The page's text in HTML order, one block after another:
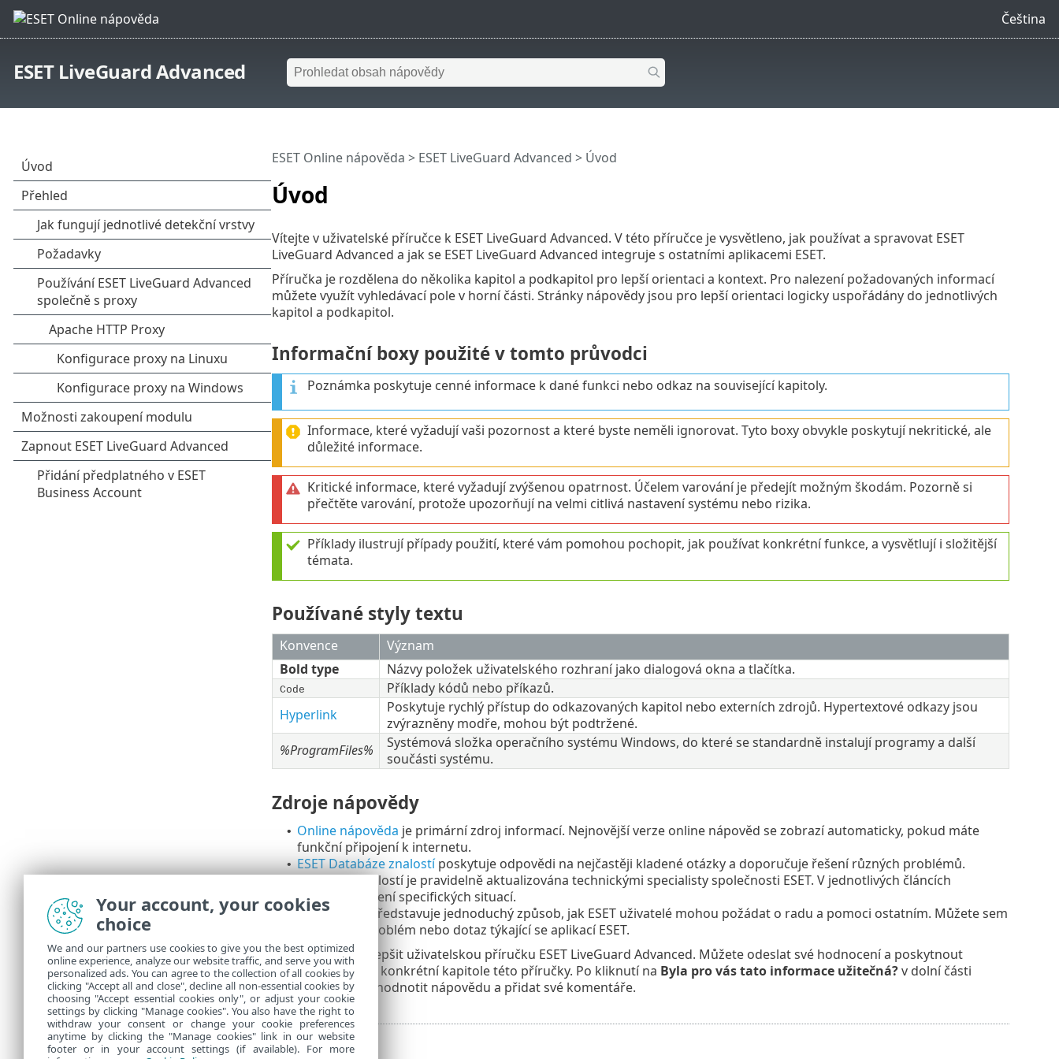
Čeština
ESET LiveGuard Advanced
Úvod
ESET Online nápověda > ESET LiveGuard Advanced > Úvod
Vítejte v uživatelské příručce k ESET LiveGuard Advanced. V této příručce je vysvětleno, jak používat a spravovat ESET
LiveGuard Advanced a jak se ESET LiveGuard Advanced integruje s ostatními aplikacemi ESET.
Příručka je rozdělena do několika kapitol a podkapitol pro lepší orientaci a kontext. Pro nalezení požadovaných informací
můžete využít vyhledávací pole v horní části. Stránky nápovědy jsou pro lepší orientaci logicky uspořádány do jednotlivých
kapitol a podkapitol.
Informační boxy použité v tomto průvodci
Poznámka poskytuje cenné informace k dané funkci nebo odkaz na související kapitoly.
Informace, které vyžadují vaši pozornost a které byste neměli ignorovat. Tyto boxy obvykle poskytují nekritické, ale
důležité informace.
Kritické informace, které vyžadují zvýšenou opatrnost. Účelem varování je předejít možným škodám. Pozorně si
přečtěte varování, protože upozorňují na velmi citlivá nastavení systému nebo rizika.
Příklady ilustrují případy použití, které vám pomohou pochopit, jak používat konkrétní funkce, a vysvětlují i složitější
témata.
Používané styly textu
Konvence
Význam
Bold type
Názvy položek uživatelského rozhraní jako dialogová okna a tlačítka.
Code
Příklady kódů nebo příkazů.
Hyperlink
Poskytuje rychlý přístup do odkazovaných kapitol nebo externích zdrojů. Hypertextové odkazy jsou
zvýrazněny modře, mohou být podtržené.
%ProgramFiles%
Systémová složka operačního systému Windows, do které se standardně instalují programy a další
součásti systému.
Zdroje nápovědy
• Online nápověda je primární zdroj informací. Nejnovější verze online nápověd se zobrazí automaticky, pokud máte
funkční připojení k internetu.
• ESET Databáze znalostíposkytuje odpovědi na nejčastěji kladené otázky a doporučuje řešení různých problémů.
Databáze znalostí je pravidelně aktualizována technickými specialisty společnosti ESET. V jednotlivých článcích
naleznete řešení specifických situací.
• ESET forum
představuje jednoduchý způsob, jak ESET uživatelé mohou požádat o radu a pomoci ostatním. Můžete sem
umístit váš problém nebo dotaz týkající se aplikací ESET.
Pomozte nám vylepšit uživatelskou příručku ESET LiveGuard Advanced. Můžete odeslat své hodnocení a poskytnout
zpětnou vazbu ke konkrétní kapitole této příručky. Po kliknutí na Byla pro vás tato informace užitečná?v dolní části
stránky můžete ohodnotit nápovědu a přidat své komentáře.
Your account, your cookies
choice
We and our partners use cookies to give you the best optimized
online experience, analyze our website traffic, and serve you with
personalized ads. You can agree to the collection of all cookies by
clicking "Accept all and close", decline all non-essential cookies by
choosing "Accept essential cookies only", or adjust your cookie
settings by clicking "Manage cookies". You also have the right to
withdraw your consent or change your cookie preferences
anytime by clicking the "Manage cookies" link in our website
footer or in your account settings (if available). For more